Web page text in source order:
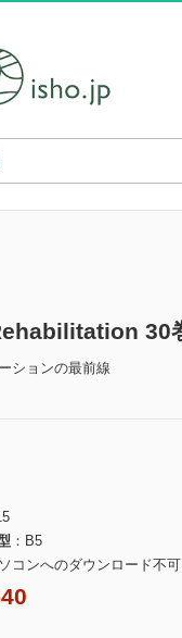
30
ションの最前線
B5
コンへのダウンロード不可